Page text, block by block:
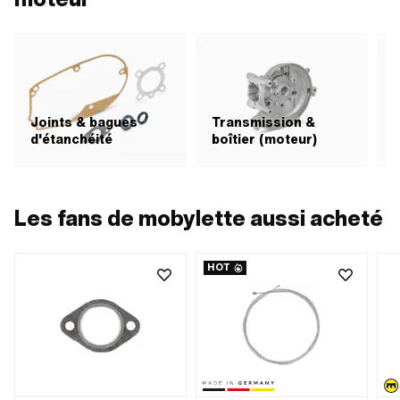
Joints & bagues
d'étanchéité
Transmission &
boîtier (moteur)
Les fans de mobylette aussi acheté
HOT